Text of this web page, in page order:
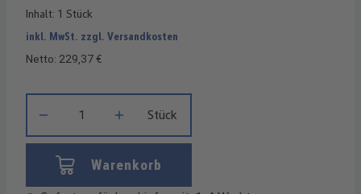
Inhalt: 1 Stück
inkl. MwSt. zzgl. Versandkosten
Netto: 229,37 €
Stück
Warenkorb